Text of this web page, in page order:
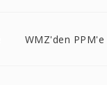
WMZ'den PPM'e